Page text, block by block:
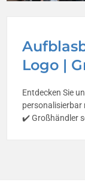
Logo |
Entdecken Sie
personalisierbar
✔️ Großhändler